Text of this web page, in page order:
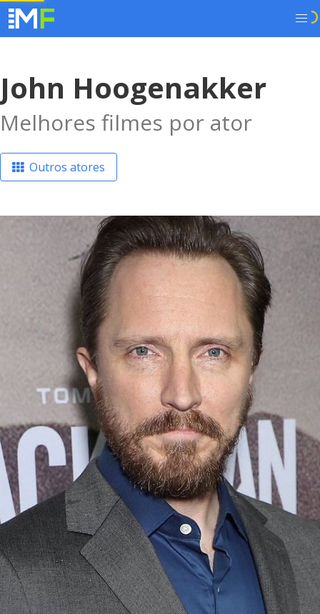
John Hoogenakker
Melhores filmes por ator
Outros atores